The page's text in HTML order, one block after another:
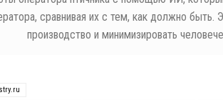
сравнивая их с тем, как должно быть.
производство и минимизировать